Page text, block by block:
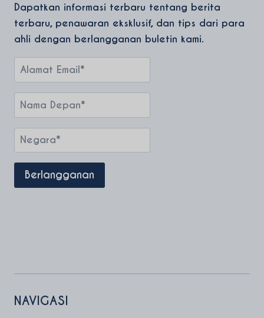
Dapatkan informasi terbaru tentang berita
terbaru, penawaran eksklusif, dan tips dari para
ahli dengan berlangganan buletin kami.
NAVIGASI